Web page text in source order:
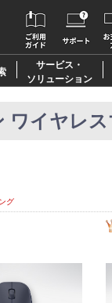
サービス・
ソリューション
ワイヤレ
グ